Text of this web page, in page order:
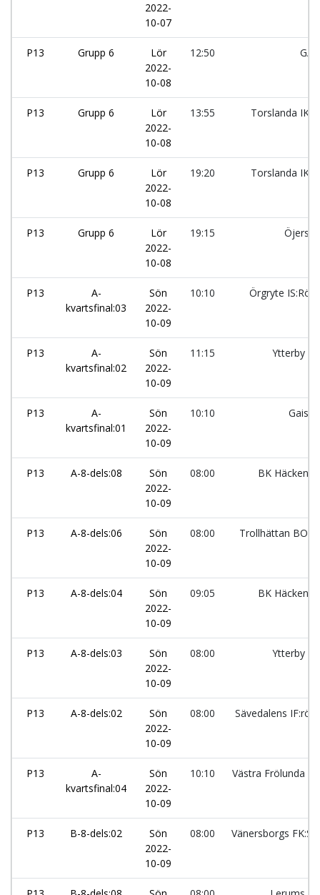
2022-
10-07
P13 Grupp 6
Lör
2022-
10-08
12:50
P13 Grupp 6
Lör
2022-
10-08
13:55 Torslanda
P13 Grupp 6
Lör
2022-
10-08
19:20 Torslanda
P13 Grupp 6
Lör
2022-
10-08
19:15
P13
A-
kvartsfinal:03
Sön
2022-
10-09
10:10 Örgryte IS:Röd
P13
A-
kvartsfinal:02
Sön
2022-
10-09
11:15 Ytterby IS
P13
A-
kvartsfinal:01
Sön
2022-
10-09
10:10 Gais:2
P13 A-8-dels:08
Sön
2022-
10-09
08:00 BK Häcken:2
P13 A-8-dels:06
Sön
2022-
10-09
08:00 Trollhättan BOIS
P13 A-8-dels:04
Sön
2022-
10-09
09:05 BK Häcken:1
P13 A-8-dels:03
Sön
2022-
10-09
08:00 Ytterby IS
P13 A-8-dels:02
Sön
2022-
10-09
08:00 Sävedalens IF:röd
P13
A-
kvartsfinal:04
Sön
2022-
10-09
10:10 Västra Frölunda IF
P13 B-8-dels:02
Sön
2022-
10-09
08:00 Vänersborgs